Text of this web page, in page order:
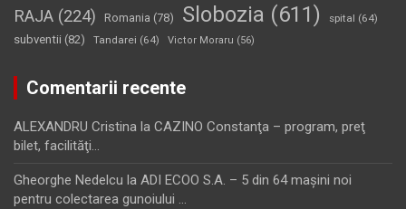
RAJA (224) Romania (78) Slobozia (611) spital (64)
subventii (82) Tandarei (64) Victor Moraru (56)
Comentarii recente
ALEXANDRU Cristina la CAZINO Constanţa – program, preţ
bilet, facilităţi…
Gheorghe Nedelcu la ADI ECOO S.A. – 5 din 64 maşini noi
pentru colectarea gunoiului …